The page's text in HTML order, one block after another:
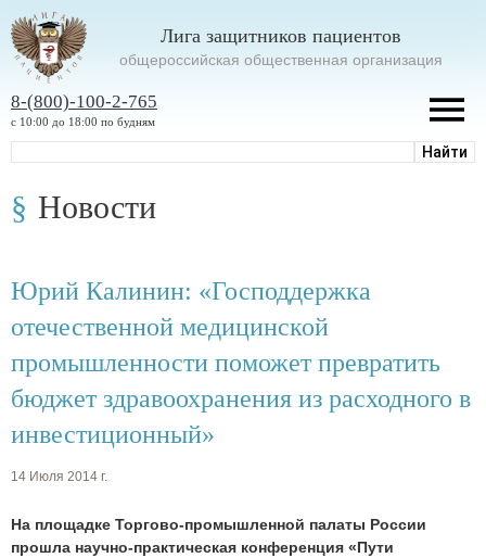
Лига защитников пациентов
oбщероссийская общественная организация
8-(800)-100-2-765
с 10:00 до 18:00 по будням
Новости
Юрий Калинин: «Господдержка
отечественной медицинской
промышленности поможет превратить
бюджет здравоохранения из расходного в
инвестиционный»
14 Июля 2014 г.
На площадке Торгово-промышленной палаты России
прошла научно-практическая конференция «Пути